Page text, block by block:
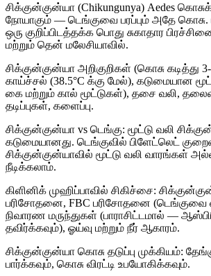
சிக்குன்குன்யா (Chikungunya) Aedes
நோயாகும் — டெங்குவை பரப்பும் அதே கொசு.
ஒரு குறிப்பிடத்தக்க பொது சுகாதார
மற்றும் தென் மலேசியாவில்.
சிக்குன்குன்யா அறிகுறிகள் (கொசு கடித்து
காய்ச்சல் (38.5°C க்கு மேல்), கடுமையான
கை மற்றும் கால் மூட்டுகள்), தசை வலி,
தடிப்புகள், களைப்பு.
சிக்குன்குன்யா vs டெங்கு: மூட்டு வலி
கடுமையானது. டெங்குவில் பிளேட்லெட்
சிக்குன்குன்யாவில் மூட்டு வலி வாரங்கள்
நீடிக்கலாம்.
கிளினிக் முஹிப்பாவில் சிகிச்சை:
பரிசோதனை, FBC பரிசோதனை (டெங்குவை
நிவாரண மருந்துகள் (பாராசிட்டமால் —
தவிர்க்கவும்), ஓய்வு மற்றும் நீர் ஆகாரம்.
சிக்குன்குன்யா கொசு தடுப்பு முக்கியம்:
பார்க்கவும், கொசு விரட்டி உபயோகிக்கவும்.